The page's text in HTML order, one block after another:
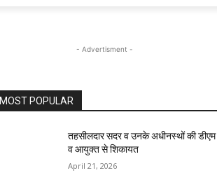
- Advertisment -
MOST POPULAR
तहसीलदार सदर व उनके अधीनस्थों की डीएम
व आयुक्त से शिकायत
April 21, 2026